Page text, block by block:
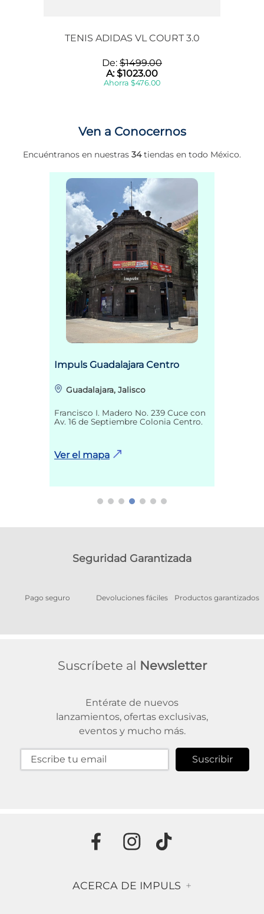
TENIS ADIDAS VL COURT 3.0
De: $1499.00
A:$1023.00
Ahorra $476.00
Ven a Conocernos
Encuéntranos en nuestras 34tiendas en todo México.
Impuls Guadalajara Centro
Guadalajara, Jalisco
Francisco I. Madero No. 239 Cuce con
Av. 16 de Septiembre Colonia Centro.
Ver el mapa
Seguridad Garantizada
Pago seguro Devoluciones fáciles Productos garantizados
Suscríbete al Newsletter
Entérate de nuevos
lanzamientos, ofertas exclusivas,
eventos y mucho más.
Suscribir
ACERCA DE IMPULS +